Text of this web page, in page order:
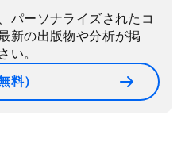
パーソナライズされたコ
新の出版物や分析が掲
い。
料）